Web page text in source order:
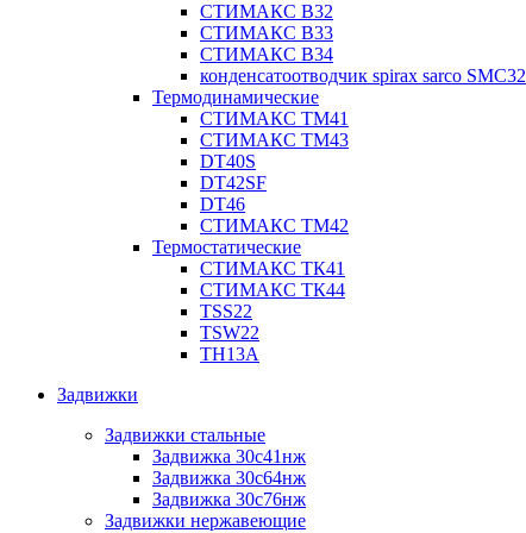
СТИМАКС В32
СТИМАКС В33
СТИМАКС B34
конденсатоотводчик spirax sarco SMC32
Термодинамические
СТИМАКС ТМ41
СТИМАКС ТМ43
DT40S
DT42SF
DT46
СТИМАКС ТМ42
Термостатические
СТИМАКС ТК41
СТИМАКС ТК44
TSS22
TSW22
TH13A
Задвижки
Задвижки стальные
Задвижка 30с41нж
Задвижка 30с64нж
Задвижка 30с76нж
Задвижки нержавеющие